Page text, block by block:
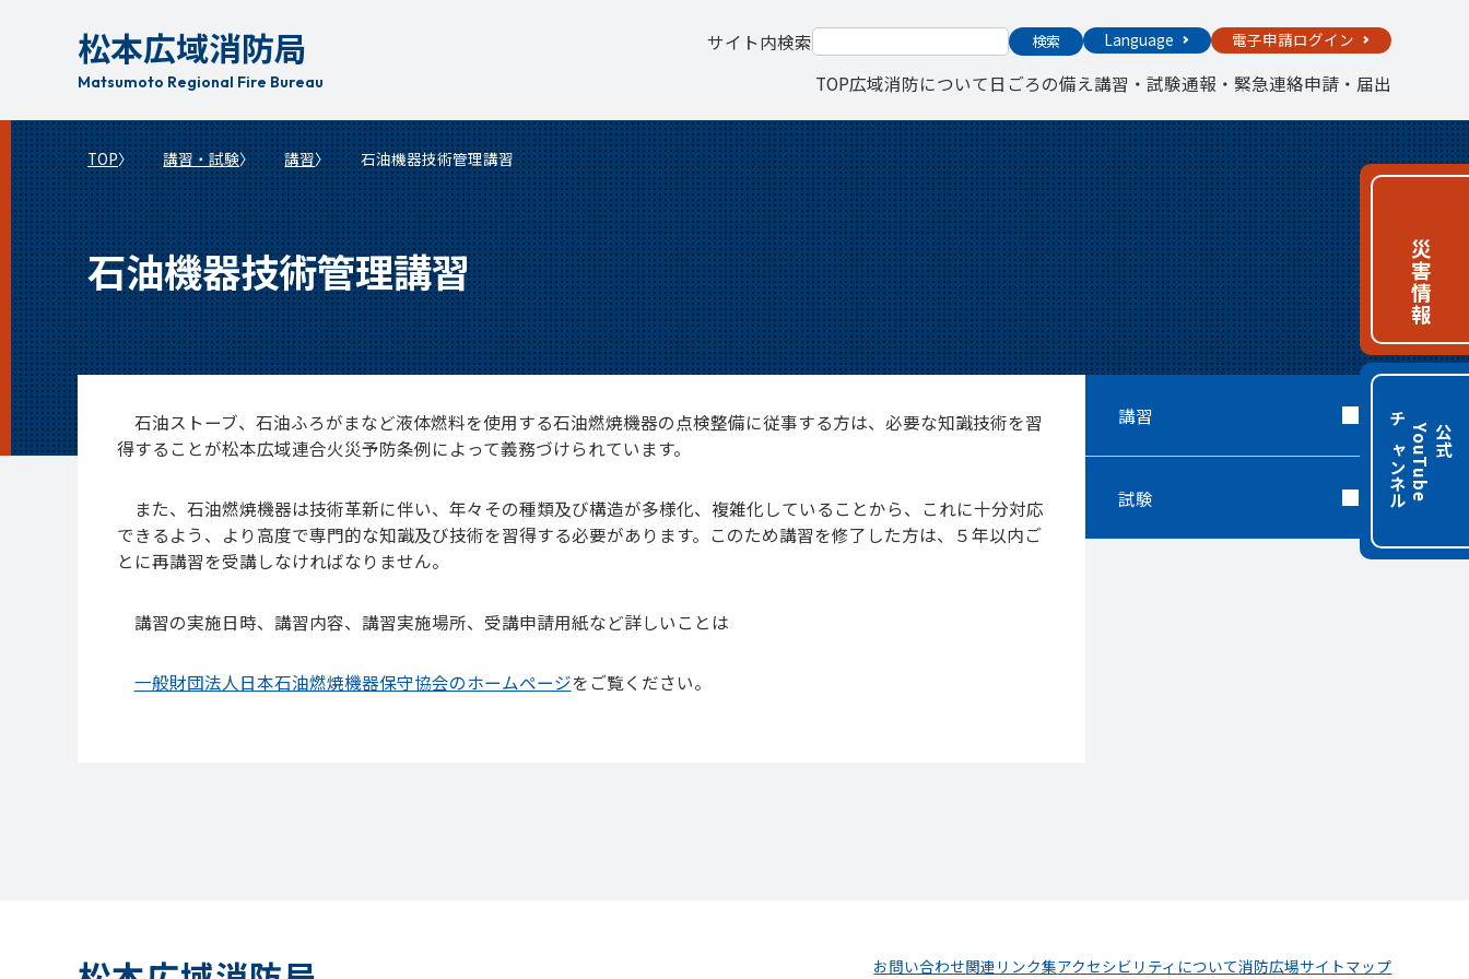
動
松本広域消防局
Matsumoto Regional Fire Bureau
サイト内検索 検索 Language 電子申請ログイン
TOP広域消防について日ごろの備え講習・試験通報・緊急連絡申請・届出
災害情報
公
式
Y
o
u
T
u
b
e
チャンネル
TOP 講習・試験 講習 石油機器技術管理講習
石油機器技術管理講習
石油ストーブ、石油ふろがまなど液体燃料を使用する石油燃焼機器の点検整備に従事する方は、必要な知識技術を習
得することが松本広域連合火災予防条例によって義務づけられています。
また、石油燃焼機器は技術革新に伴い、年々その種類及び構造が多様化、複雑化していることから、これに十分対応
できるよう、より高度で専門的な知識及び技術を習得する必要があります。このため講習を修了した方は、５年以内ご
とに再講習を受講しなければなりません。
講習の実施日時、講習内容、講習実施場所、受講申請用紙など詳しいことは
一般財団法人日本石油燃焼機器保守協会のホームページをご覧ください。
講習
試験
お問い合わせ関連リンク集アクセシビリティについて消防広場サイトマップ